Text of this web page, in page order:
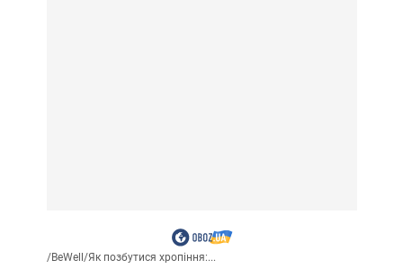
/BeWell/Як позбутися хропіння:...